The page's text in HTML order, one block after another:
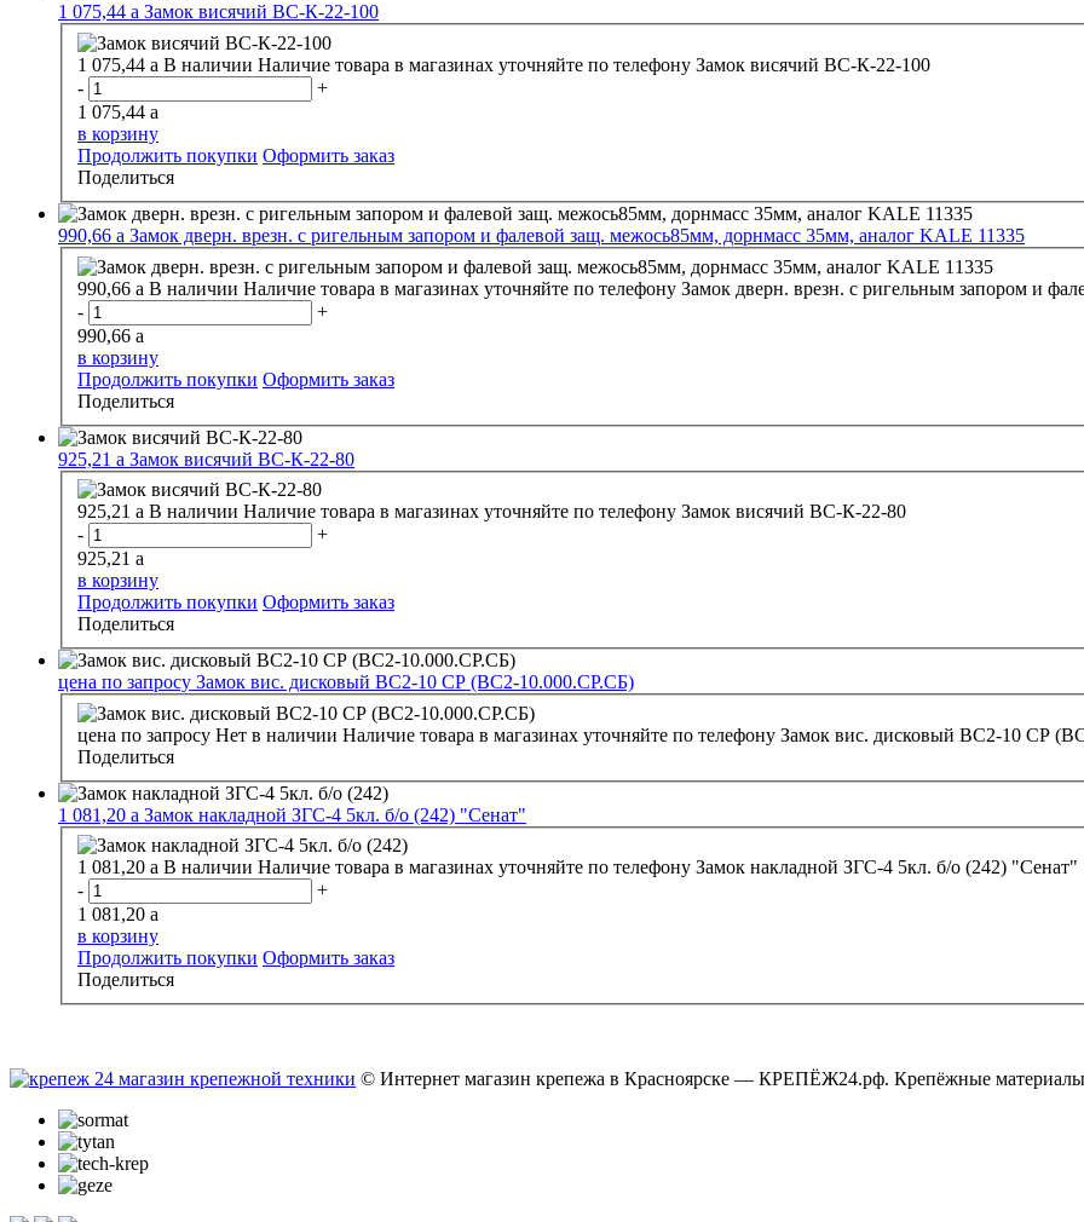
1 075,44 a Замок висячий ВС-К-22-100
1 075,44 a В наличии Наличие товара в магазинах уточняйте по телефону Замок висячий ВС-К-22-100
-
+
1 075,44 a
в корзину
Продолжить покупки Оформить заказ
Поделиться
990,66 a Замок дверн. врезн. с ригельным запором и фалевой защ. межось85мм, дорнмасс 35мм, аналог KALE 11335
990,66 a В наличии Наличие товара в магазинах уточняйте по телефону Замок дверн. врезн. с ригельным запором и
-
+
990,66 a
в корзину
Продолжить покупки Оформить заказ
Поделиться
925,21 a Замок висячий ВС-К-22-80
925,21 a В наличии Наличие товара в магазинах уточняйте по телефону Замок висячий ВС-К-22-80
-
+
925,21 a
в корзину
Продолжить покупки Оформить заказ
Поделиться
цена по запросу Замок вис. дисковый ВС2-10 СР (ВС2-10.000.СР.СБ)
цена по запросу Нет в наличии Наличие товара в магазинах уточняйте по телефону Замок вис. дисковый ВС2-10 СР
Поделиться
1 081,20 a Замок накладной ЗГС-4 5кл. б/о (242) "Сенат"
1 081,20 a В наличии Наличие товара в магазинах уточняйте по телефону Замок накладной ЗГС-4 5кл. б/о (242) "Сенат"
-
+
1 081,20 a
в корзину
Продолжить покупки Оформить заказ
Поделиться
© Интернет магазин крепежа в Красноярске — КРЕПЁЖ24.рф. Крепёжные